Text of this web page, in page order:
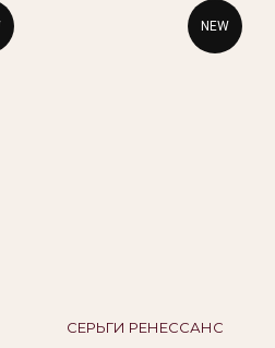
NEW
СЕРЬГИ РЕНЕССАНС